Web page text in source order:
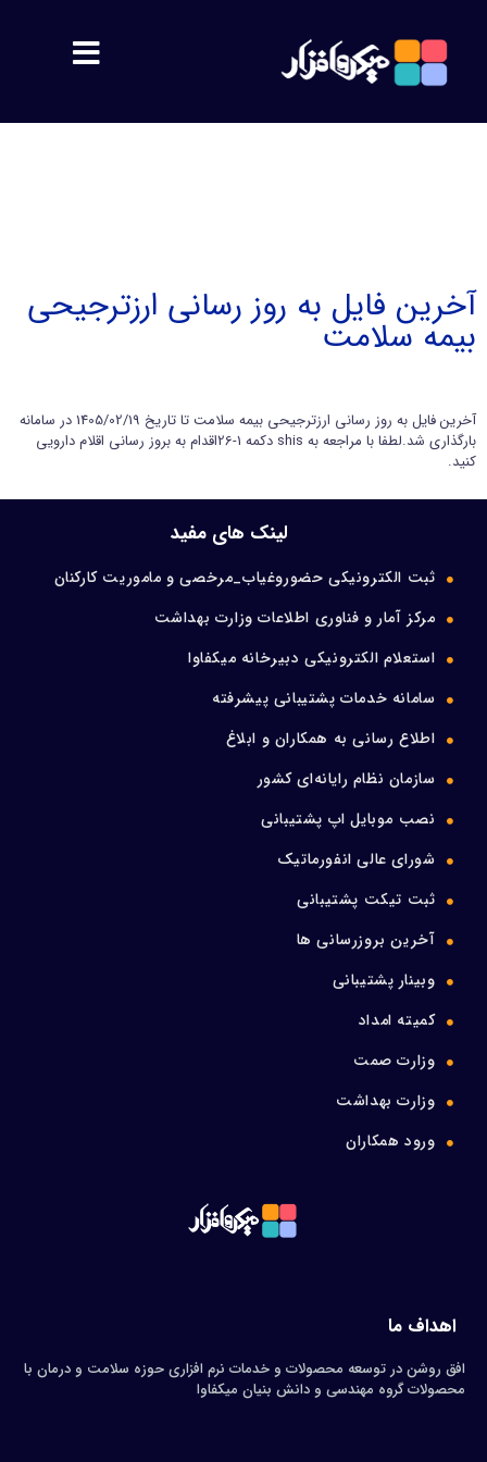
پشتیبانی
تماس با ما
آخرین فایل به روز رسانی ارزترجیحی
بیمه سلامت
آخرین فایل به روز رسانی ارزترجیحی بیمه سلامت تا تاریخ 1405/02/19 در سامانه
بارگذاری شد.لطفا با مراجعه به shis دکمه 1-26اقدام به بروز رسانی اقلام دارویی
کنید.
لینک های مفید
ثبت الکترونیکی حضوروغیاب_مرخصی و ماموریت کارکنان
مرکز آمار و فناوری اطلاعات وزارت بهداشت
استعلام الکترونیکی دبیرخانه میکفاوا
سامانه خدمات پشتیبانی پیشرفته
اطلاع رسانی به همکاران و ابلاغ
سازمان نظام رایانه‌ای کشور
نصب موبایل اپ پشتیبانی
شورای عالی انفورماتیک
ثبت تیکت پشتیبانی
آخرین بروزرسانی ها
وبینار پشتیبانی
کمیته امداد
وزارت صمت
وزارت بهداشت
ورود همکاران
اهداف ما
افق روشن در توسعه محصولات و خدمات نرم افزاری حوزه سلامت و درمان با
محصولات گروه مهندسی و دانش بنیان میکفاوا